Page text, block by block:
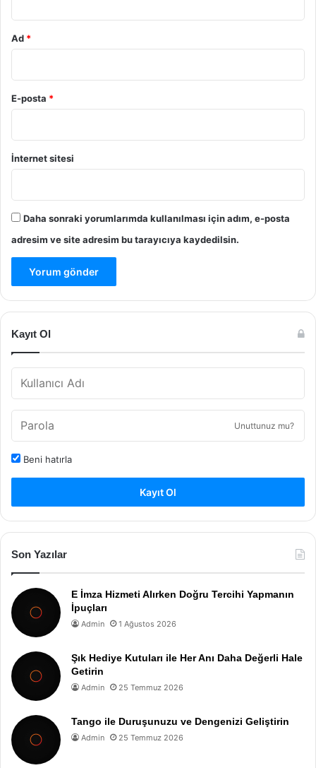
Ad *
E-posta *
İnternet sitesi
Daha sonraki yorumlarımda kullanılması için adım, e-posta
adresim ve site adresim bu tarayıcıya kaydedilsin.
Kayıt Ol
Unuttunuz mu?
Beni hatırla
Kayıt Ol
Son Yazılar
E İmza Hizmeti Alırken Doğru Tercihi Yapmanın
İpuçları
Admin 1 Ağustos 2026
Şık Hediye Kutuları ile Her Anı Daha Değerli Hale
Getirin
Admin 25 Temmuz 2026
Tango ile Duruşunuzu ve Dengenizi Geliştirin
Admin 25 Temmuz 2026